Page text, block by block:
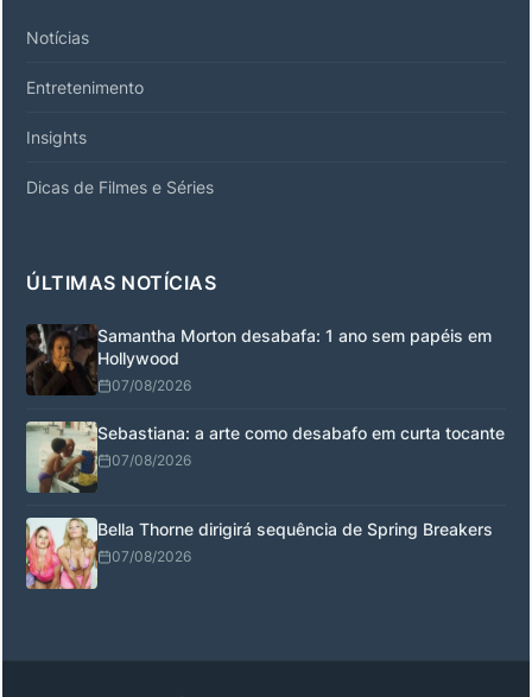
Notícias
Entretenimento
Insights
Dicas de Filmes e Séries
ÚLTIMAS NOTÍCIAS
Samantha Morton desabafa: 1 ano sem papéis em
Hollywood
07/08/2026
Sebastiana: a arte como desabafo em curta tocante
07/08/2026
Bella Thorne dirigirá sequência de Spring Breakers
07/08/2026